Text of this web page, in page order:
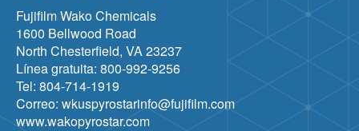
Fujifilm Wako Chemicals
1600 Bellwood Road
North Chesterfield, VA 23237
Línea gratuita: 800-992-9256
Tel: 804-714-1919
Correo: wkuspyrostarinfo@fujifilm.com
www.wakopyrostar.com